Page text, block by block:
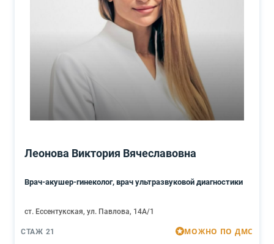
Леонова Виктория Вячеславовна
Врач-акушер-гинеколог, врач ультразвуковой диагностики
ст. Ессентукская, ул. Павлова, 14А/1
СТАЖ 21 МОЖНО ПО ДМС